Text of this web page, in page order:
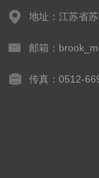
地址：江苏省
邮箱：
传真：0512-